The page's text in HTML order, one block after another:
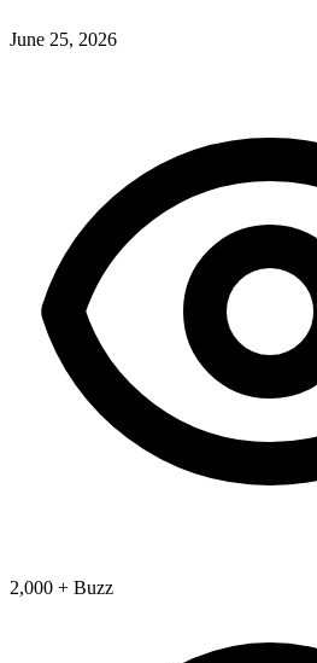
June 25, 2026
2,000 + Buzz